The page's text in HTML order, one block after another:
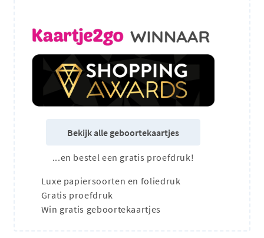
Bekijk alle geboortekaartjes
...en bestel een gratis proefdruk!
Luxe papiersoorten en foliedruk
Gratis proefdruk
Win gratis geboortekaartjes